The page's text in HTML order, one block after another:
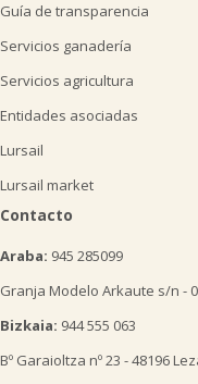
Guía de transparencia
Servicios ganadería
Servicios agricultura
Entidades asociadas
Lursail
Lursail market
Contacto
Araba: 945 285099
Granja Modelo Arkaute s/n -
Bizkaia: 944 555 063
Bº Garaioltza nº 23 - 48196